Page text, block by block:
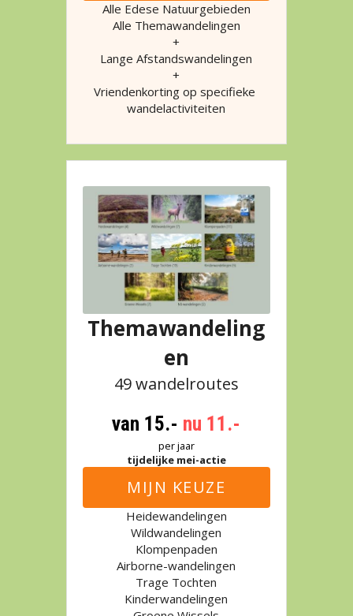
Alle Edese Natuurgebieden
Alle Themawandelingen
+
Lange Afstandswandelingen
+
Vriendenkorting op specifieke
wandelactiviteiten
Themawandeling
en
49 wandelroutes
van 15.- nu 11.-
per jaar
tijdelijke mei-actie
MIJN KEUZE
Heidewandelingen
Wildwandelingen
Klompenpaden
Airborne-wandelingen
Trage Tochten
Kinderwandelingen